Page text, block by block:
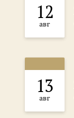
12
авг
13
авг